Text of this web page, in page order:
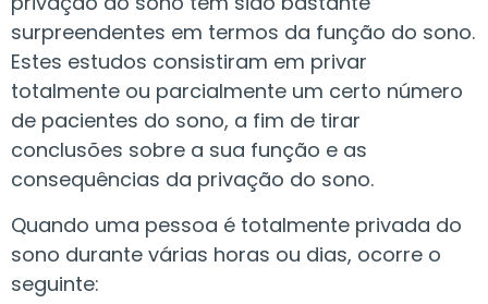
surpreendentes em termos da função do sono.
Estes estudos consistiram em privar
totalmente ou parcialmente um certo número
de pacientes do sono, a fim de tirar
conclusões sobre a sua função e as
consequências da privação do sono.
Quando uma pessoa é totalmente privada do
sono durante várias horas ou dias, ocorre o
seguinte: